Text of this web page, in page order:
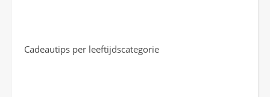
Cadeautips per leeftijdscategorie